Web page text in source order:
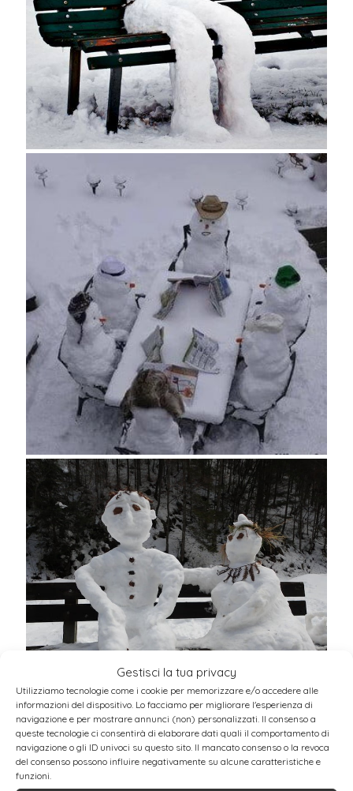
Gestisci la tua privacy
Utilizziamo tecnologie come i cookie per memorizzare e/o accedere alle
informazioni del dispositivo. Lo facciamo per migliorare l'esperienza di
navigazione e per mostrare annunci (non) personalizzati. Il consenso a
queste tecnologie ci consentirà di elaborare dati quali il comportamento di
navigazione o gli ID univoci su questo sito. Il mancato consenso o la revoca
del consenso possono influire negativamente su alcune caratteristiche e
funzioni.